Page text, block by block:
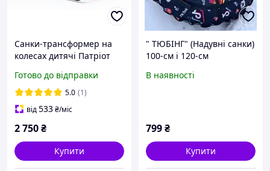
Санки-трансформер на
колесах дитячі Патріот
блакитний 23286
Готово до відправки
5.0 (1)
від533₴/міс
2 750₴
Купити
" TЮБІНГ" (Надувні санки)
100-см і 120-см
В наявності
799₴
Купити